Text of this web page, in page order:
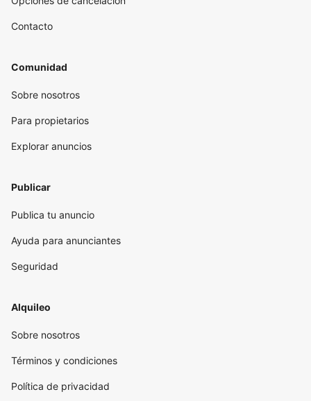
Contacto
Comunidad
Sobre nosotros
Para propietarios
Explorar anuncios
Publicar
Publica tu anuncio
Ayuda para anunciantes
Seguridad
Alquileo
Sobre nosotros
Términos y condiciones
Política de privacidad